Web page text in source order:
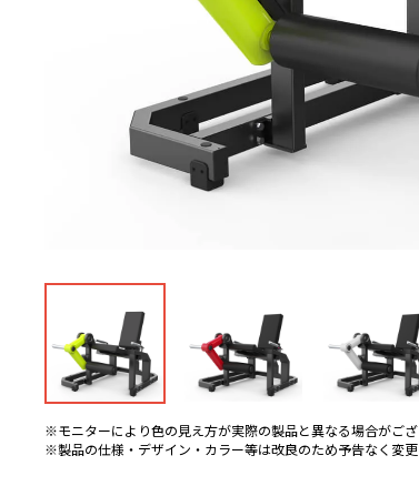
※モニターにより色の見え方が実際の製品と異なる場合がござ
※製品の仕様・デザイン・カラー等は改良のため予告なく変更